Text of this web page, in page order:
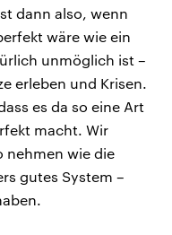
dann also, wenn
wäre wie ein
unmöglich ist –
erleben und Krisen.
es da so eine Art
macht. Wir
nehmen wie die
gutes System –